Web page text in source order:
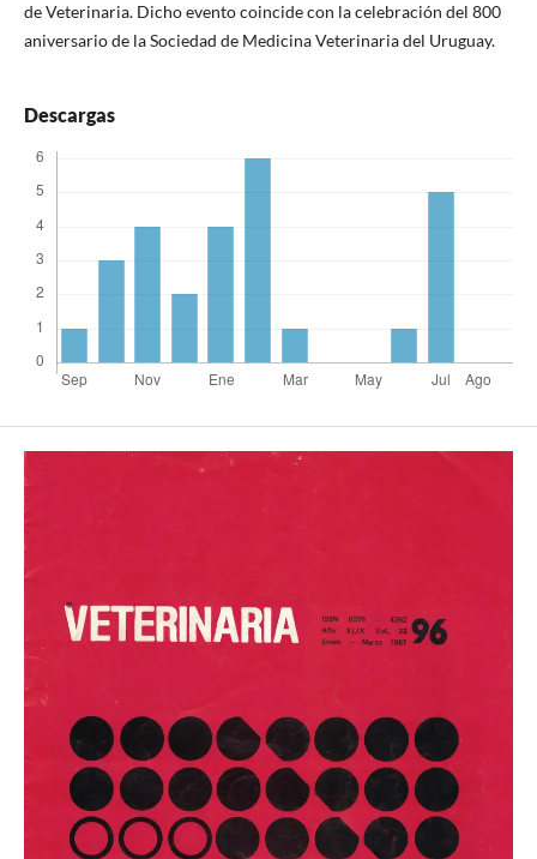
de Veterinaria. Dicho evento coincide con la celebración del 800
aniversario de la Sociedad de Medicina Veterinaria del Uruguay.
Descargas